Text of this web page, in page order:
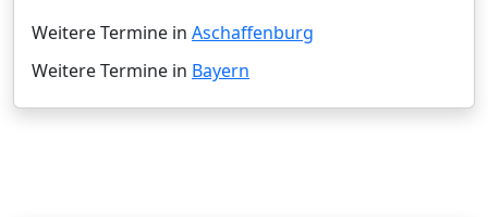
Weitere Termine in Aschaffenburg
Weitere Termine in Bayern